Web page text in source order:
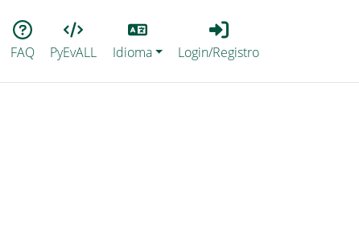
FAQ PyEvALL
Lang
Idioma
Login_Registro
Login/Registro